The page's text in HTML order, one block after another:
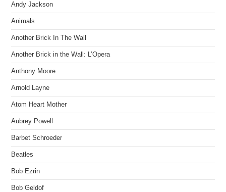
Andy Jackson
Animals
Another Brick In The Wall
Another Brick in the Wall: L’Opera
Anthony Moore
Arnold Layne
Atom Heart Mother
Aubrey Powell
Barbet Schroeder
Beatles
Bob Ezrin
Bob Geldof